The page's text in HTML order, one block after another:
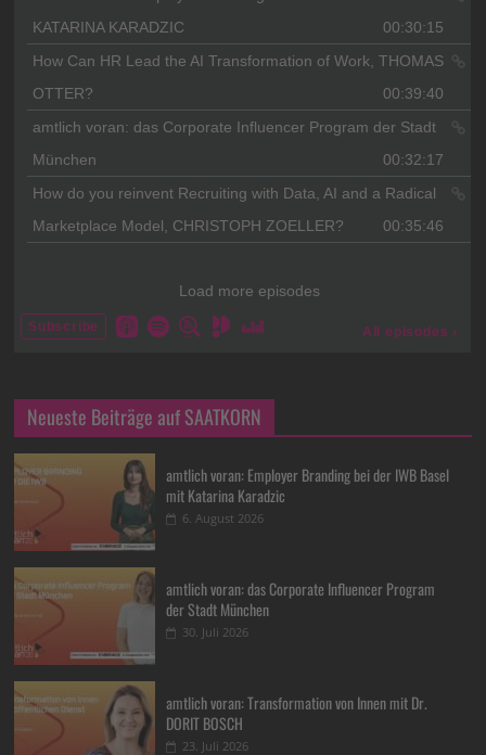
Neueste Beiträge auf SAATKORN
amtlich voran: Employer Branding bei der IWB Basel
mit Katarina Karadzic
6. August 2026
amtlich voran: das Corporate Influencer Program
der Stadt München
30. Juli 2026
amtlich voran: Transformation von Innen mit Dr.
DORIT BOSCH
23. Juli 2026